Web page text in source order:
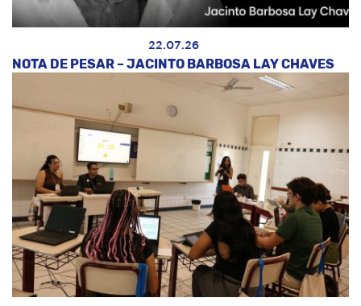
22.07.26
NOTA DE PESAR – JACINTO BARBOSA LAY CHAVES